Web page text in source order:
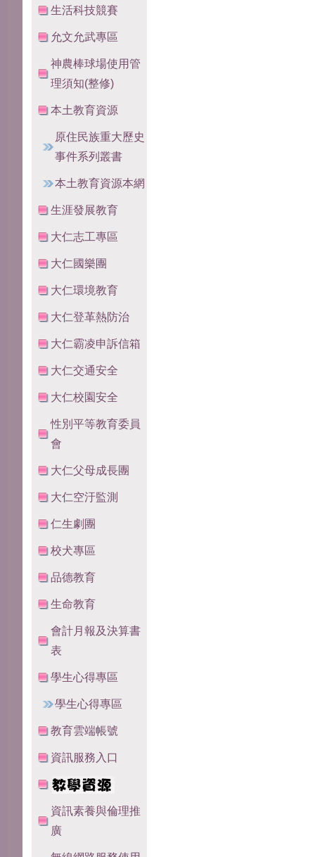
生活科技競賽
允文允武專區
神農棒球場使用管
理須知(整修)
本土教育資源
原住民族重大歷史
事件系列叢書
本土教育資源本網
生涯發展教育
大仁志工專區
大仁國樂團
大仁環境教育
大仁登革熱防治
大仁霸凌申訴信箱
大仁交通安全
大仁校園安全
性別平等教育委員
會
大仁父母成長團
大仁空汙監測
仁生劇團
校犬專區
品德教育
生命教育
會計月報及決算書
表
學生心得專區
學生心得專區
教育雲端帳號
資訊服務入口
資訊素養與倫理推
廣